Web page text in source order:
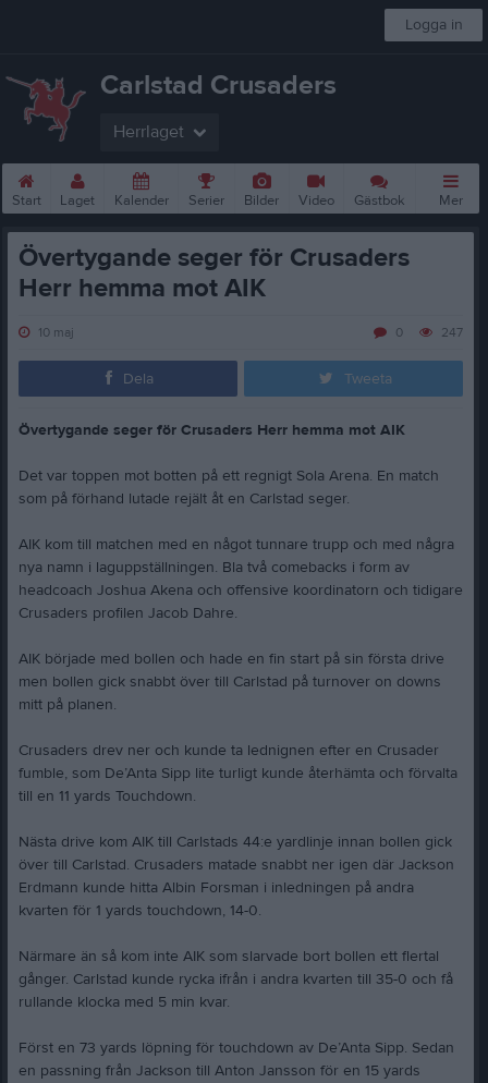
Logga in
Carlstad Crusaders
Herrlaget
Start Laget Kalender Serier Bilder Video Gästbok Mer
Övertygande seger för Crusaders
Herr hemma mot AIK
10 maj 247
0
Dela Tweeta
Övertygande seger för Crusaders Herr hemma mot AIK
Det var toppen mot botten på ett regnigt Sola Arena. En match
som på förhand lutade rejält åt en Carlstad seger.
AIK kom till matchen med en något tunnare trupp och med några
nya namn i laguppställningen. Bla två comebacks i form av
headcoach Joshua Akena och offensive koordinatorn och tidigare
Crusaders profilen Jacob Dahre.
AIK började med bollen och hade en fin start på sin första drive
men bollen gick snabbt över till Carlstad på turnover on downs
mitt på planen.
Crusaders drev ner och kunde ta lednignen efter en Crusader
fumble, som De’Anta Sipp lite turligt kunde återhämta och förvalta
till en 11 yards Touchdown.
Nästa drive kom AIK till Carlstads 44:e yardlinje innan bollen gick
över till Carlstad. Crusaders matade snabbt ner igen där Jackson
Erdmann kunde hitta Albin Forsman i inledningen på andra
kvarten för 1 yards touchdown, 14-0.
Närmare än så kom inte AIK som slarvade bort bollen ett flertal
gånger. Carlstad kunde rycka ifrån i andra kvarten till 35-0 och få
rullande klocka med 5 min kvar.
Först en 73 yards löpning för touchdown av De’Anta Sipp. Sedan
en passning från Jackson till Anton Jansson för en 15 yards